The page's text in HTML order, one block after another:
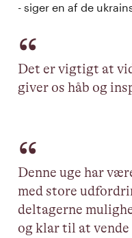
- siger en af de
Det er vigtigt at
giver os håb og
Denne uge har
med store
deltagerne
og klar til at